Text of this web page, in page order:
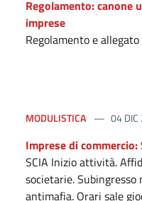
Regolamento: canone
imprese
Regolamento e allegato
MODULISTICA 04
Imprese di commercio:
SCIA Inizio attività.
societarie.
antimafia. Orari sale